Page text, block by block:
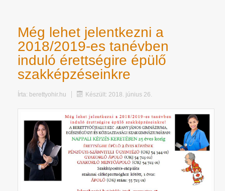
Még lehet jelentkezni a
2018/2019-es tanévben
induló érettségire épülő
szakképzéseinkre
Írta: berettyohir.hu Készült: 2018. június 26.